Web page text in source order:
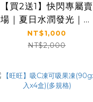
【買2送1】快閃專屬賣
場｜夏日水潤發光｜補
水×舒緩×修護｜【KS】
蘆薈保濕舒緩凝膠
NT$1,000
NT$2,000